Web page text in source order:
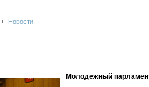
Новости
Молодежный